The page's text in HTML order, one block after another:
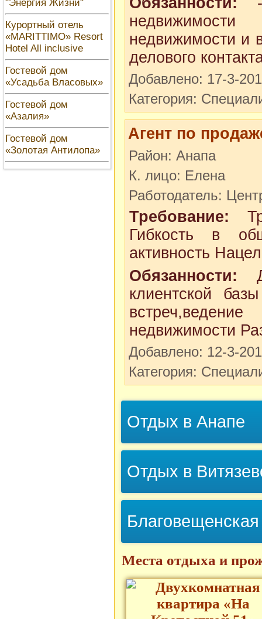
"Энергия Жизни"
Курортный отель
«MARITTIMO» Resort
Hotel All inclusive
Гостевой дом
«Усадьба Власовых»
Гостевой дом
«Азалия»
Гостевой дом
«Золотая Антилопа»
недвижимости и
делового
Добавлено: 17-3-
Категория:
Агент по
Район: Анапа
К. лицо: Елена
Работодатель:
Требование:
Гибкость в
активность
Обязанности:
клиентской
недвижимости
Добавлено: 12-3-
Категория:
Отдых в Анапе
Отдых в
Благовещенская
Места отдыха и